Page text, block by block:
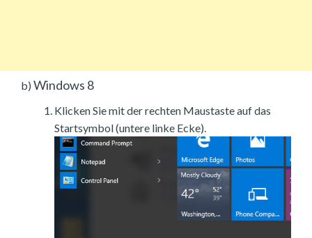
b) Windows 8
Klicken Sie mit der rechten Maustaste auf das
Startsymbol (untere linke Ecke).